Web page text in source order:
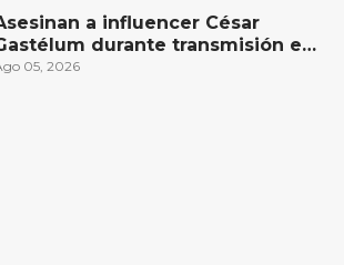
a influencer César
durante transmisión en
en Sinaloa
05, 2026